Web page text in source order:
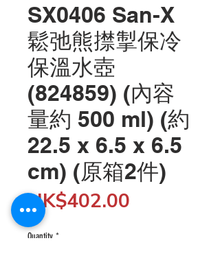
SX0406 San-X
鬆弛熊㩒掣保冷
保溫水壺
(824859) (內容
量約 500 ml) (約
22.5 x 6.5 x 6.5
cm) (原箱2件)
HK$402.00
Quantity *